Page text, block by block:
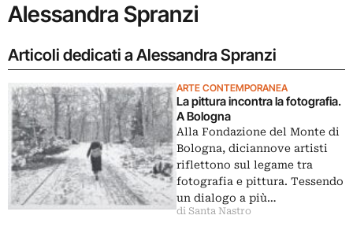
Alessandra Spranzi
Articoli dedicati a Alessandra Spranzi
ARTE CONTEMPORANEA
La pittura incontra la fotografia.
A Bologna
Alla Fondazione del Monte di
Bologna, diciannove artisti
riflettono sul legame tra
fotografia e pittura. Tessendo
un dialogo a più…
di Santa Nastro